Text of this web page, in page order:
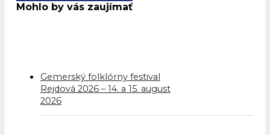
Mohlo by vás zaujímať
Gemerský folklórny festival
Rejdová 2026 – 14. a 15. august
2026